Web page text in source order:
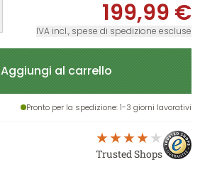
199,99 €
IVA incl., spese di spedizione escluse
Aggiungi al carrello
Pronto per la spedizione: 1-3 giorni lavorativi
Trusted Shops